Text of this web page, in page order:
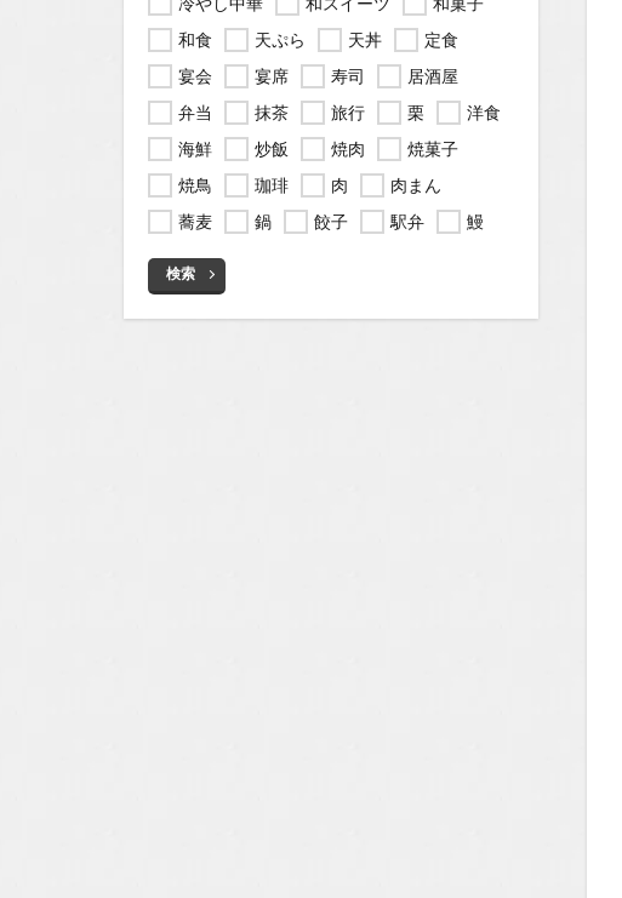
和食
天ぷら 天丼
定食
宴会
宴席 寿司
居酒屋
弁当
抹茶 旅行 栗
洋食
海鮮
炒飯 焼肉
焼菓子
焼鳥
珈琲 肉
肉まん
蕎麦
鍋 餃子 駅弁 鰻
検索